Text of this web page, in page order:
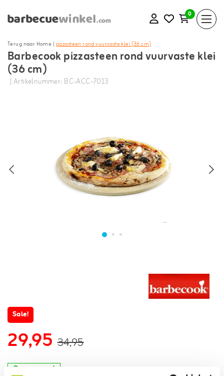
0
Terug naar Home | pizzasteen rond vuurvaste klei (36 cm)
Barbecook pizzasteen rond vuurvaste klei
(36 cm)
| Artikelnummer: BC-ACC-7013
Sale!
29,95 34,95
Op voorraad